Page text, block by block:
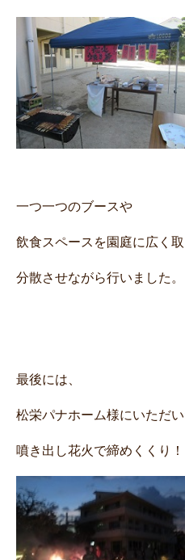
一つ一つのブースや
飲食スペースを園庭に広く取
分散させながら行いました。
最後には、
松栄パナホーム様にいただ
噴き出し花火で締めくくり！